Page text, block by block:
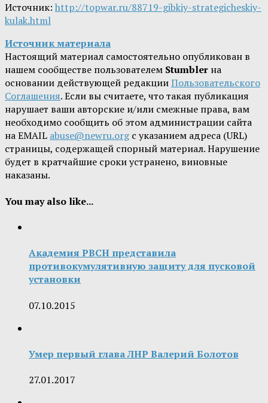
Источник: http://topwar.ru/88719-gibkiy-strategicheskiy-
kulak.html
Источник материала
Настоящий материал самостоятельно опубликован в
нашем сообществе пользователем Stumbler на
основании действующей редакцииПользовательского
Соглашения. Если вы считаете, что такая публикация
нарушает ваши авторские и/или смежные права, вам
необходимо сообщить об этом администрации сайта
на EMAIL abuse@newru.orgс указанием адреса (URL)
страницы, содержащей спорный материал. Нарушение
будет в кратчайшие сроки устранено, виновные
наказаны.
You may also like...
Академия РВСН представила
противокумулятивную защиту для пусковой
установки
07.10.2015
Умер первый глава ЛНР Валерий Болотов
27.01.2017